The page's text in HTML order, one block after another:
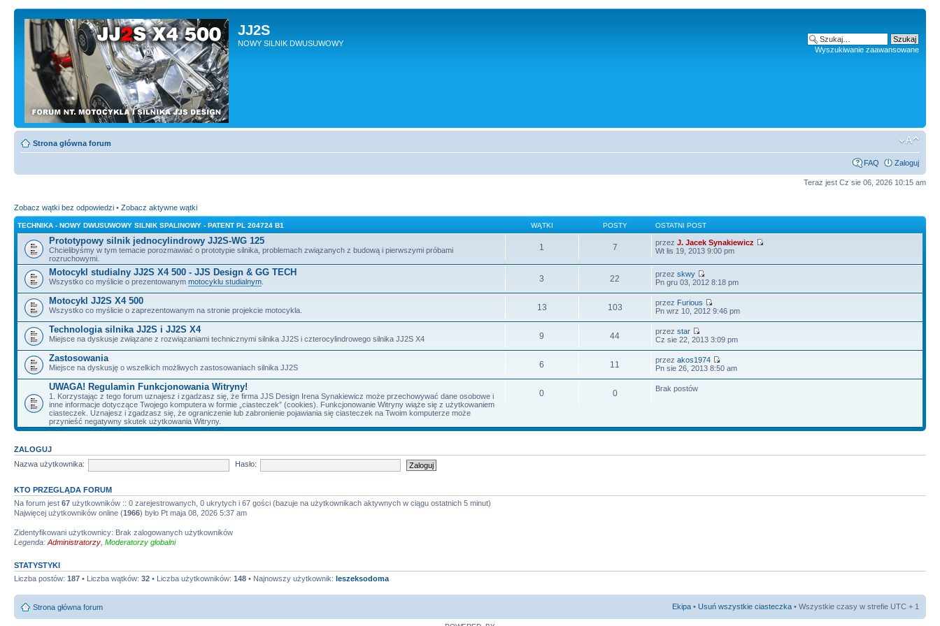
JJ2S
NOWY SILNIK DWUSUWOWY
Wyszukiwanie zaawansowane
Strona główna forum
FAQ Zaloguj
Teraz jest Cz sie 06, 2026 10:15 am
Zobacz wątki bez odpowiedzi • Zobacz aktywne wątki
TECHNIKA - NOWY DWUSUWOWY SILNIK SPALINOWY - PATENT PL 204724 B1 WĄTKI POSTY OSTATNI POST
Prototypowy silnik jednocylindrowy JJ2S-WG 125
Chcielibyśmy w tym temacie porozmawiać o prototypie silnika, problemach związanych z budową i pierwszymi próbami
rozruchowymi.
1 7 przezJ. Jacek Synakiewicz
Wt lis 19, 2013 9:00 pm
Motocykl studialny JJ2S X4 500 - JJS Design & GG TECH
Wszystko co myślicie o prezentowanym motocyklu studialnym 3 22 przezskwy
Pn gru 03, 2012 8:18 pm
Motocykl JJ2S X4 500
Wszystko co myślicie o zaprezentowanym na stronie projekcie motocykla. 13 103 przez Furious
Pn wrz 10, 2012 9:46 pm
Technologia silnika JJ2S i JJ2S X4
Miejsce na dyskusje związane z rozwiązaniami technicznymi silnika JJ2S i czterocylindrowego silnika JJ2S X4 9 44 przezstar
Cz sie 22, 2013 3:09 pm
Zastosowania
Miejsce na dyskusję o wszelkich możliwych zastosowaniach silnika JJ2S 6 11 przezakos1974
Pn sie 26, 2013 8:50 am
UWAGA! Regulamin Funkcjonowania Witryny!
1. Korzystając z tego forum uznajesz i zgadzasz się, że firma JJS Design Irena Synakiewicz może przechowywać dane osobowe i
inne informacje dotyczące Twojego komputera w formie „ciasteczek” (cookies). Funkcjonowanie Witryny wiąże się z użytkowaniem
ciasteczek. Uznajesz i zgadzasz się, że ograniczenie lub zabronienie pojawiania się ciasteczek na Twoim komputerze może
przynieść negatywny skutek użytkowania Witryny.
0 0 Brak postów
ZALOGUJ
Nazwa użytkownika:
Hasło:
KTO PRZEGLĄDA FORUM
Na forum jest 67 użytkowników :: 0 zarejestrowanych, 0 ukrytych i 67 gości (bazuje na użytkownikach aktywnych w ciągu ostatnich 5 minut)
Najwięcej użytkowników online (1966) było Pt maja 08, 2026 5:37 am
Zidentyfikowani użytkownicy: Brak zalogowanych użytkowników
Legenda: Administratorzy Moderatorzy globalni
STATYSTYKI
Liczba postów: 187 • Liczba wątków: 32 • Liczba użytkowników: 148 • Najnowszy użytkownik: leszeksodoma
Strona główna forum Ekipa • Usuń wszystkie ciasteczka • Wszystkie czasy w strefie UTC + 1